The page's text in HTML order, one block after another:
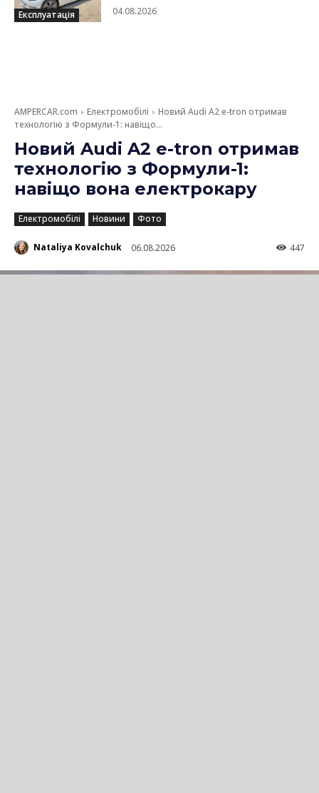
Експлуатація 04.08.2026